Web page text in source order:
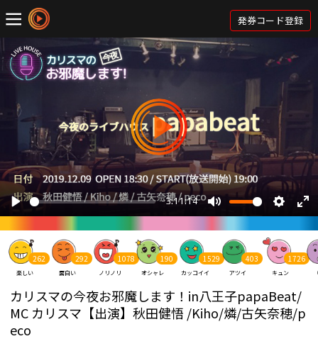
発券コード登録
262
楽しい
292
面白い
1078
ノリノリ
190
オシャレ
1529
カッコイイ
403
アツイ
1726
キュン
カリスマの今夜お邪魔します！in八王子papaBeat/
MC カリスマ【出演】秋田健悟 /Kiho/燐/古矢奈穂/p
eco